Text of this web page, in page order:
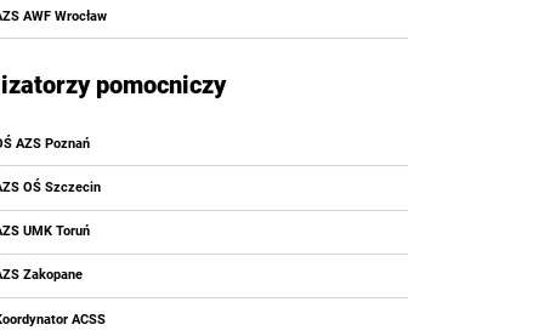
AWF Wrocław
pomocniczy
AZS Poznań
OŚ Szczecin
UMK Toruń
Zakopane
ACSS